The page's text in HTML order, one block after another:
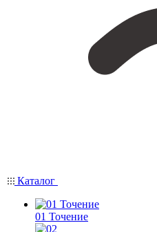
Каталог
01 Точение